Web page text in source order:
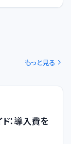
もっと見る
：導入費を